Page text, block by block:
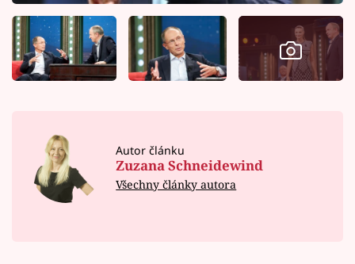
Autor článku
Zuzana Schneidewind
Všechny články autora